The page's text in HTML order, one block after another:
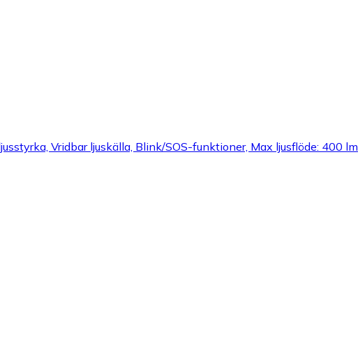
Vridbar ljuskälla, Blink/SOS-funktioner, Max ljusflöde: 400 lm